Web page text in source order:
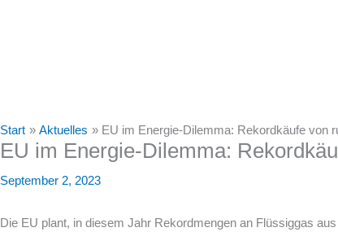
Start Aktuelles EU im Energie-Dilemma: Rekordkäufe von
EU im Energie-Dilemma:
September 2, 2023
Die EU plant, in diesem Jahr Rekordmengen an Flüssiggas